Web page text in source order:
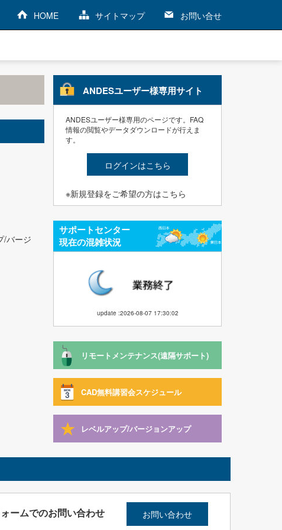
HOME サイトマップ お問い合せ
/バージ
ANDESユーザー様専用サイト
ANDESユーザー様専用のページです。FAQ
情報の閲覧やデータダウンロードが行えま
す。
ログインはこちら
※新規登録をご希望の方はこちら
サポートセンター
現在の混雑状況
update :2026-08-07 17:30:02
リモートメンテナンス(遠隔サポート)
CAD無料講習会スケジュール
レベルアップ/バージョンアップ
ームでのお問い合わせ お問い合わせ